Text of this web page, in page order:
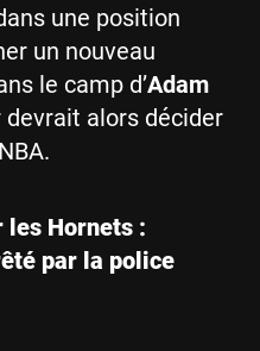
une position
un nouveau
le camp d’Adam
alors décider
les Hornets :
par la police